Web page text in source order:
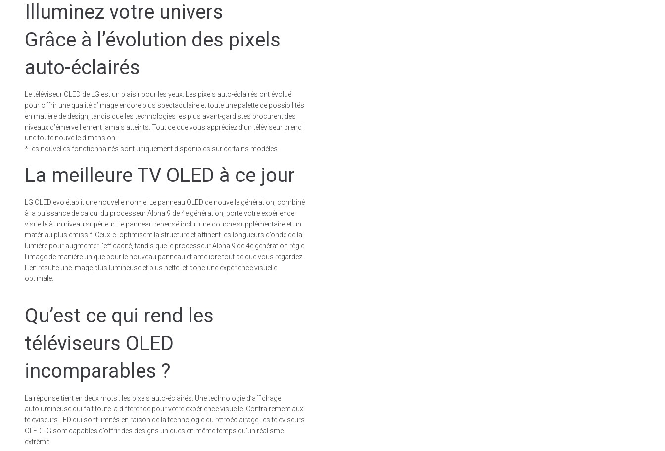
Illuminez votre univers
Grâce à l’évolution des pixels
auto-éclairés
Le téléviseur OLED de LG est un plaisir pour les yeux. Les pixels auto-éclairés ont évolué
pour offrir une qualité d’image encore plus spectaculaire et toute une palette de possibilités
en matière de design, tandis que les technologies les plus avant-gardistes procurent des
niveaux d’émerveillement jamais atteints. Tout ce que vous appréciez d’un téléviseur prend
une toute nouvelle dimension.
*Les nouvelles fonctionnalités sont uniquement disponibles sur certains modèles.
La meilleure TV OLED à ce jour
LG OLED evo établit une nouvelle norme. Le panneau OLED de nouvelle génération, combiné
à la puissance de calcul du processeur Alpha 9 de 4e génération, porte votre expérience
visuelle à un niveau supérieur. Le panneau repensé inclut une couche supplémentaire et un
matériau plus émissif. Ceux-ci optimisent la structure et affinent les longueurs d’onde de la
lumière pour augmenter l’efficacité, tandis que le processeur Alpha 9 de 4e génération règle
l’image de manière unique pour le nouveau panneau et améliore tout ce que vous regardez.
Il en résulte une image plus lumineuse et plus nette, et donc une expérience visuelle
optimale.
Qu’est ce qui rend les
téléviseurs OLED
incomparables ?
La réponse tient en deux mots : les pixels auto-éclairés. Une technologie d’affichage
autolumineuse qui fait toute la différence pour votre expérience visuelle. Contrairement aux
téléviseurs LED qui sont limités en raison de la technologie du rétroéclairage, les téléviseurs
OLED LG sont capables d’offrir des designs uniques en même temps qu’un réalisme
extrême.